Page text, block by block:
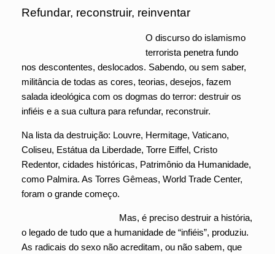
Refundar, reconstruir, reinventar
O discurso do islamismo
terrorista penetra fundo
nos descontentes, deslocados. Sabendo, ou sem saber,
militância de todas as cores, teorias, desejos, fazem
salada ideológica com os dogmas do terror: destruir os
infiéis e a sua cultura para refundar, reconstruir.
Na lista da destruição: Louvre, Hermitage, Vaticano,
Coliseu, Estátua da Liberdade, Torre Eiffel, Cristo
Redentor, cidades históricas, Patrimônio da Humanidade,
como Palmira. As Torres Gêmeas, World Trade Center,
foram o grande começo.
Mas, é preciso destruir a história,
o legado de tudo que a humanidade de “infiéis”, produziu.
As radicais do sexo não acreditam, ou não sabem, que